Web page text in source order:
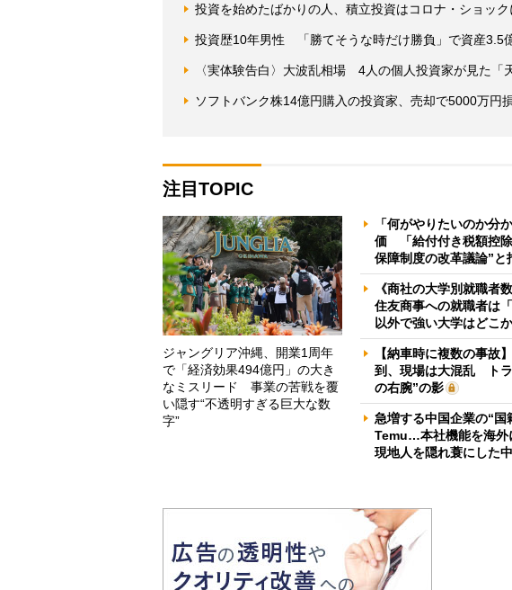
投資を始めたばかりの人、積立投資はコロナ・ショッ
投資歴10年男性 「勝てそうな時だけ勝負」で資産3.5
〈実体験告白〉大波乱相場 4人の個人投資家が見た「
ソフトバンク株14億円購入の投資家、売却で5000万円
注目TOPIC
ジャングリア沖縄、開業1周年
で「経済効果494億円」の大き
なミスリード 事業の苦戦を覆
い隠す“不透明すぎる巨大な数
字”
「何がやりたいのか分
価 「給付付き税額控
保障制度の改革議論”と
《商社の大学別就職者
住友商事への就職者は
以外で強い大学はどこか
【納車時に複数の事故
到、現場は大混乱 ト
の右腕”の影
急増する中国企業の“
Temu…本社機能を海外
現地人を隠れ蓑にした